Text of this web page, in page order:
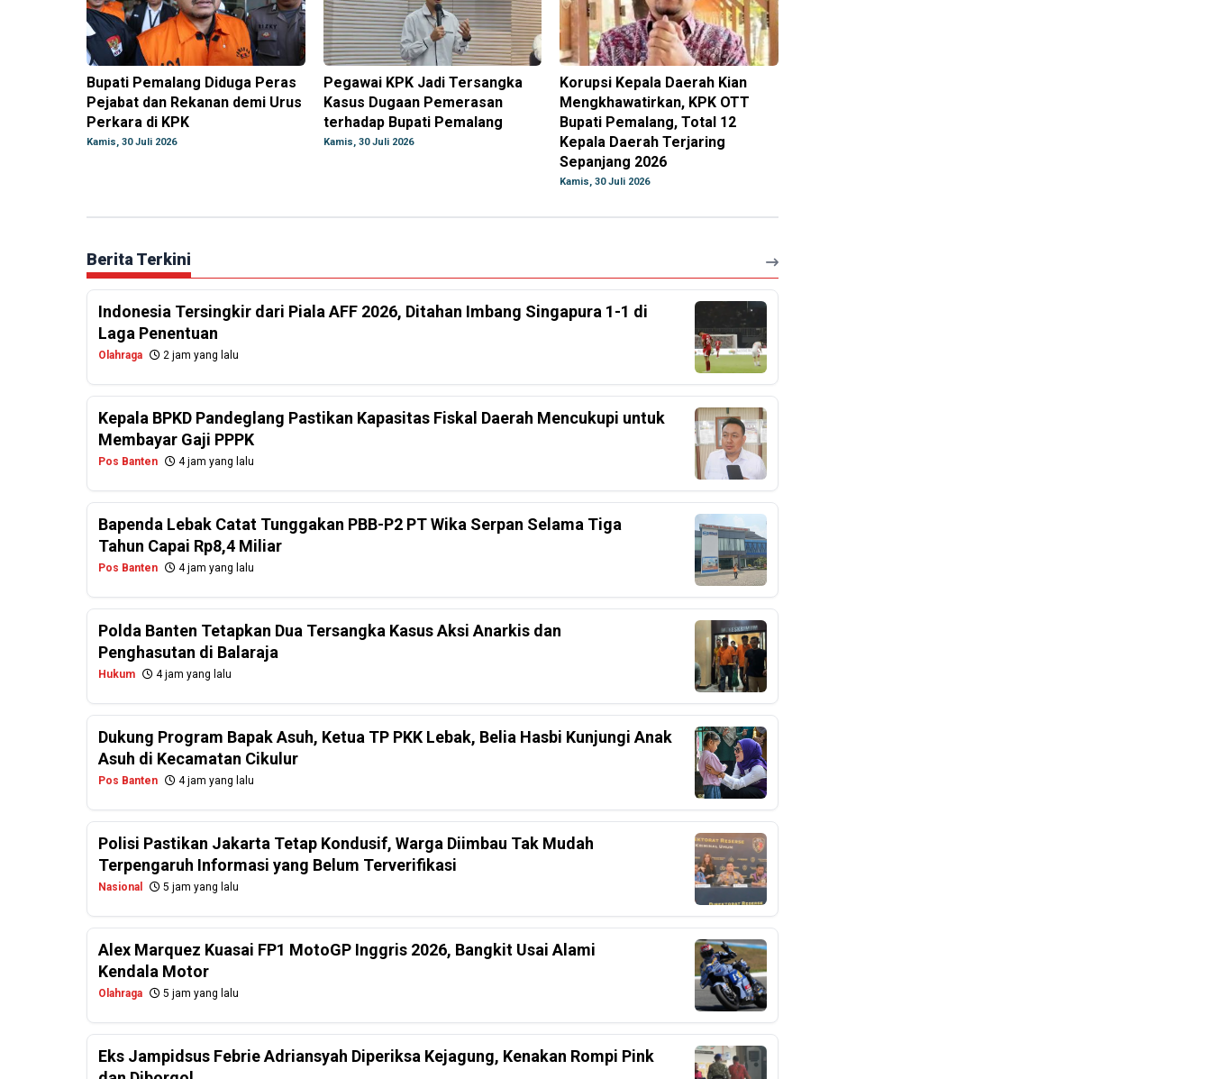
Bupati Pemalang Diduga Peras
Pejabat dan Rekanan demi Urus
Perkara di KPK
Kamis, 30 Juli 2026
Pegawai KPK Jadi Tersangka
Kasus Dugaan Pemerasan
terhadap Bupati Pemalang
Kamis, 30 Juli 2026
Korupsi Kepala Daerah Kian
Mengkhawatirkan, KPK OTT
Bupati Pemalang, Total 12
Kepala Daerah Terjaring
Sepanjang 2026
Kamis, 30 Juli 2026
Berita Terkini
Indonesia Tersingkir dari Piala AFF 2026, Ditahan Imbang Singapura 1-1 di
Laga Penentuan
Olahraga 2 jam yang lalu
Kepala BPKD Pandeglang Pastikan Kapasitas Fiskal Daerah Mencukupi untuk
Membayar Gaji PPPK
Pos Banten 4 jam yang lalu
Bapenda Lebak Catat Tunggakan PBB-P2 PT Wika Serpan Selama Tiga
Tahun Capai Rp8,4 Miliar
Pos Banten 4 jam yang lalu
Polda Banten Tetapkan Dua Tersangka Kasus Aksi Anarkis dan
Penghasutan di Balaraja
Hukum 4 jam yang lalu
Dukung Program Bapak Asuh, Ketua TP PKK Lebak, Belia Hasbi Kunjungi Anak
Asuh di Kecamatan Cikulur
Pos Banten 4 jam yang lalu
Polisi Pastikan Jakarta Tetap Kondusif, Warga Diimbau Tak Mudah
Terpengaruh Informasi yang Belum Terverifikasi
Nasional 5 jam yang lalu
Alex Marquez Kuasai FP1 MotoGP Inggris 2026, Bangkit Usai Alami
Kendala Motor
Olahraga 5 jam yang lalu
Eks Jampidsus Febrie Adriansyah Diperiksa Kejagung, Kenakan Rompi Pink